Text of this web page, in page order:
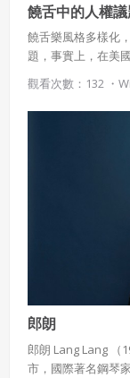
饒舌中的人權議
饒舌樂風格多樣化
題，事實上，在美
聲，指責種族歧視
有許多新興饒舌團
能量。
觀看次數：132 ・
郎朗
郎朗 Lang Lang （
市，國際著名鋼琴